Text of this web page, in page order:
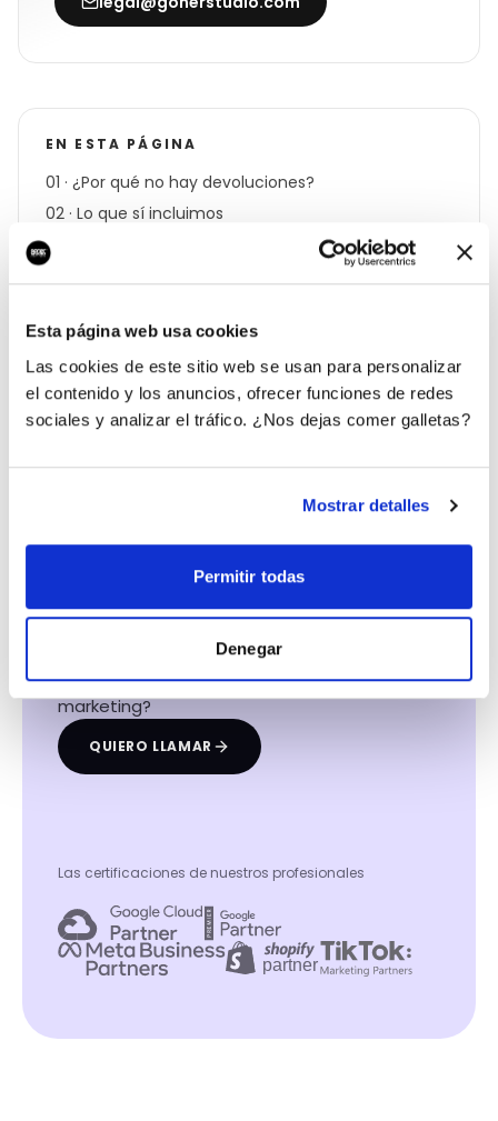
Esta página web usa cookies
Las cookies de este sitio web se usan para personalizar
el contenido y los anuncios, ofrecer funciones de redes
sociales y analizar el tráfico. ¿Nos dejas comer galletas?
Mostrar detalles
Permitir todas
Denegar
EN ESTA PÁGINA
01 · ¿Por qué no hay devoluciones?
02 · Lo que sí incluimos
03 · Bajas y cancelaciones
Hacemos que tu
negocio crezca con el
marketing digital
¿Listo para hablar con un experto en
marketing?
QUIERO LLAMAR
Las certificaciones de nuestros profesionales